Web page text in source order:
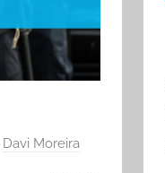
Davi Moreira